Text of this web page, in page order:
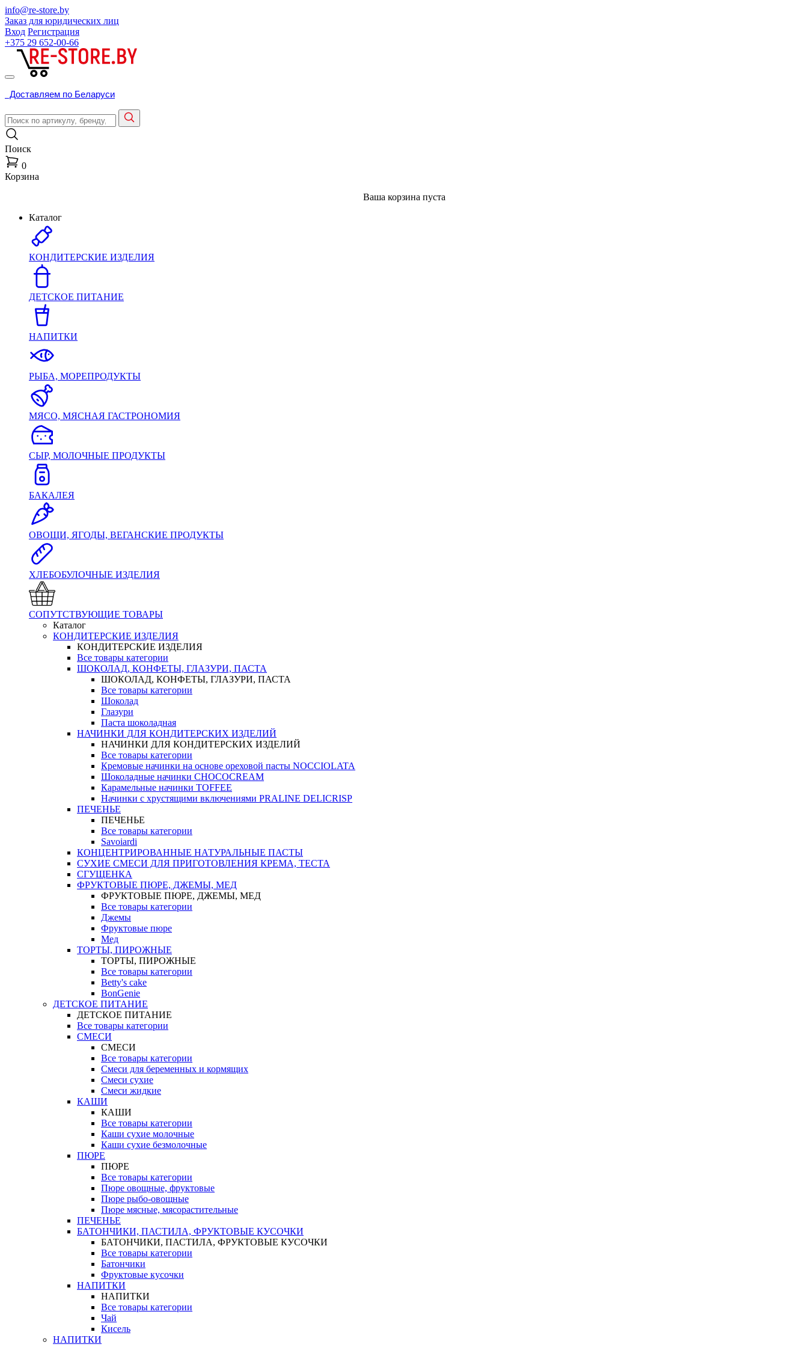
info@re-store.by
Заказ для юридических лиц
Вход Регистрация
+375 29 652-00-66
Доставляем по Беларуси
Поиск
0
Корзина
Ваша корзина пуста
Каталог
КОНДИТЕРСКИЕ ИЗДЕЛИЯ
ДЕТСКОЕ ПИТАНИЕ
НАПИТКИ
РЫБА, МОРЕПРОДУКТЫ
МЯСО, МЯСНАЯ ГАСТРОНОМИЯ
СЫР, МОЛОЧНЫЕ ПРОДУКТЫ
БАКАЛЕЯ
ОВОЩИ, ЯГОДЫ, ВЕГАНСКИЕ ПРОДУКТЫ
ХЛЕБОБУЛОЧНЫЕ ИЗДЕЛИЯ
СОПУТСТВУЮЩИЕ ТОВАРЫ
Каталог
КОНДИТЕРСКИЕ ИЗДЕЛИЯ
КОНДИТЕРСКИЕ ИЗДЕЛИЯ
Все товары категории
ШОКОЛАД, КОНФЕТЫ, ГЛАЗУРИ, ПАСТА
ШОКОЛАД, КОНФЕТЫ, ГЛАЗУРИ, ПАСТА
Все товары категории
Шоколад
Глазури
Паста шоколадная
НАЧИНКИ ДЛЯ КОНДИТЕРСКИХ ИЗДЕЛИЙ
НАЧИНКИ ДЛЯ КОНДИТЕРСКИХ ИЗДЕЛИЙ
Все товары категории
Кремовые начинки на основе ореховой пасты NOCCIOLATA
Шоколадные начинки CHOCOCREAM
Карамельные начинки TOFFEE
Начинки с хрустящими включениями PRALINE DELICRISP
ПЕЧЕНЬЕ
ПЕЧЕНЬЕ
Все товары категории
Savoiardi
КОНЦЕНТРИРОВАННЫЕ НАТУРАЛЬНЫЕ ПАСТЫ
СУХИЕ СМЕСИ ДЛЯ ПРИГОТОВЛЕНИЯ КРЕМА, ТЕСТА
СГУЩЕНКА
ФРУКТОВЫЕ ПЮРЕ, ДЖЕМЫ, МЕД
ФРУКТОВЫЕ ПЮРЕ, ДЖЕМЫ, МЕД
Все товары категории
Джемы
Фруктовые пюре
Мед
ТОРТЫ, ПИРОЖНЫЕ
ТОРТЫ, ПИРОЖНЫЕ
Все товары категории
Betty's cake
BonGenie
ДЕТСКОЕ ПИТАНИЕ
ДЕТСКОЕ ПИТАНИЕ
Все товары категории
СМЕСИ
СМЕСИ
Все товары категории
Смеси для беременных и кормящих
Смеси сухие
Смеси жидкие
КАШИ
КАШИ
Все товары категории
Каши сухие молочные
Каши сухие безмолочные
ПЮРЕ
ПЮРЕ
Все товары категории
Пюре овощные, фруктовые
Пюре рыбо-овощные
Пюре мясные, мясорастительные
ПЕЧЕНЬЕ
БАТОНЧИКИ, ПАСТИЛА, ФРУКТОВЫЕ КУСОЧКИ
БАТОНЧИКИ, ПАСТИЛА, ФРУКТОВЫЕ КУСОЧКИ
Все товары категории
Батончики
Фруктовые кусочки
НАПИТКИ
НАПИТКИ
Все товары категории
Чай
Кисель
НАПИТКИ